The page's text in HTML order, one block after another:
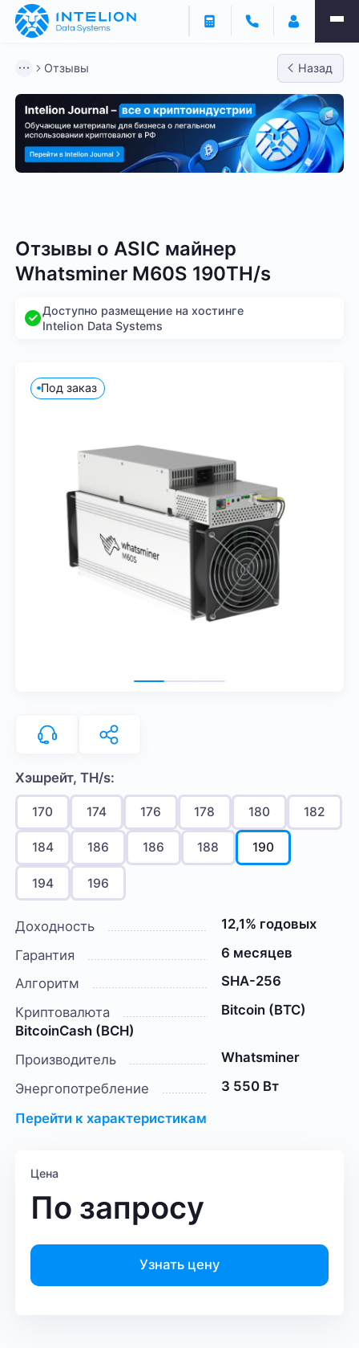
Отзывы Назад
Отзывы о ASIC майнер
Whatsminer M60S 190TH/s
Доступно размещение на хостинге
Intelion Data Systems
Под заказ
Хэшрейт, TH/s:
170 174 176 178 180 182
184 186 186 188 190
194 196
Доходность
12,1% годовых
Гарантия
6 месяцев
Алгоритм
SHA-256
Криптовалюта
Bitcoin (BTC)
BitcoinCash (BCH)
Производитель
Whatsminer
Энергопотребление
3 550 Вт
Перейти к характеристикам
Цена
По запросу
Узнать цену